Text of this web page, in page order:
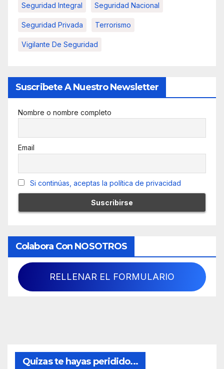
Seguridad Integral Seguridad Nacional
Seguridad Privada Terrorismo
Vigilante De Seguridad
Suscribete A Nuestro Newsletter
Nombre o nombre completo
Email
Si continúas, aceptas la política de privacidad
Colabora Con NOSOTROS
RELLENAR EL FORMULARIO
Quizas te hayas peridido...